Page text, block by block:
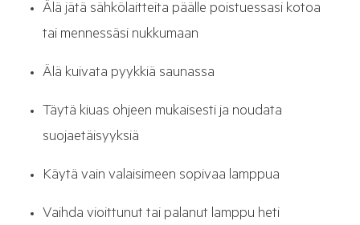
Älä jätä sähkölaitteita päälle poistuessasi kotoa
tai mennessäsi nukkumaan
Älä kuivata pyykkiä saunassa
Täytä kiuas ohjeen mukaisesti ja noudata
suojaetäisyyksiä
Käytä vain valaisimeen sopivaa lamppua
Vaihda vioittunut tai palanut lamppu heti